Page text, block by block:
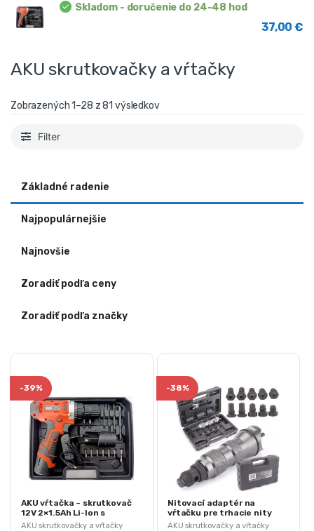
37,00€
Skladom - doručenie do 24-48 hod
AKU skrutkovačky a vŕtačky
Zobrazených 1–28 z 81 výsledkov
Filter
Základné radenie
Najpopulárnejšie
Najnovšie
Zoradiť podľa ceny
Zoradiť podľa značky
AKU skrutkovačky a vŕtačky
-39%
AKU vŕtačka – skrutkovač
12V 2×1.5Ah Li-Ion s
príslušenstvom | KD3068
AKU skrutkovačky a vŕtačky
-38%
Nitovací adaptér na
vŕtačku pre trhacie nity
3.2-6.4mm | PM-NIA-